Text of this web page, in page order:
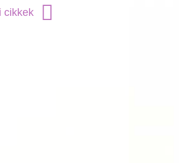
cikkek